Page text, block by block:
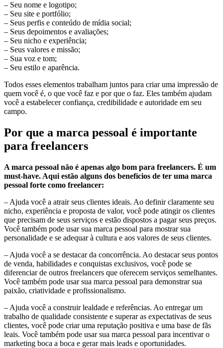
– Seu nome e logotipo;
– Seu site e portfólio;
– Seus perfis e conteúdo de mídia social;
– Seus depoimentos e avaliações;
– Seu nicho e experiência;
– Seus valores e missão;
– Sua voz e tom;
– Seu estilo e aparência.
Todos esses elementos trabalham juntos para criar uma impressão de
quem você é, o que você faz e por que o faz. Eles também ajudam
você a estabelecer confiança, credibilidade e autoridade em seu
campo.
Por que a marca pessoal é importante
para freelancers
A marca pessoal não é apenas algo bom para freelancers. É um
must-have. Aqui estão alguns dos benefícios de ter uma marca
pessoal forte como freelancer:
– Ajuda você a atrair seus clientes ideais. Ao definir claramente seu
nicho, experiência e proposta de valor, você pode atingir os clientes
que precisam de seus serviços e estão dispostos a pagar seus preços.
Você também pode usar sua marca pessoal para mostrar sua
personalidade e se adequar à cultura e aos valores de seus clientes.
– Ajuda você a se destacar da concorrência. Ao destacar seus pontos
de venda, habilidades e conquistas exclusivos, você pode se
diferenciar de outros freelancers que oferecem serviços semelhantes.
Você também pode usar sua marca pessoal para demonstrar sua
paixão, criatividade e profissionalismo.
– Ajuda você a construir lealdade e referências. Ao entregar um
trabalho de qualidade consistente e superar as expectativas de seus
clientes, você pode criar uma reputação positiva e uma base de fãs
leais. Você também pode usar sua marca pessoal para incentivar o
marketing boca a boca e gerar mais leads e oportunidades.